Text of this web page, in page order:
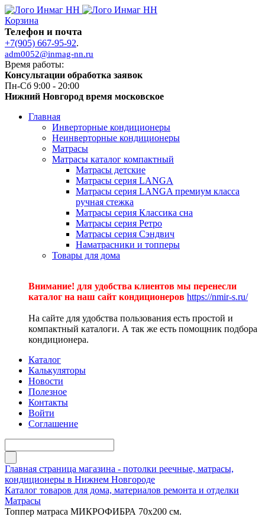
Корзина
Телефон и почта
+7(905) 667-95-92.
adm0052@inmag-nn.ru
Время работы:
Консультации обработка заявок
Пн-Сб 9:00 - 20:00
Нижний Новгород время московское
Главная
Инверторные кондиционеры
Неинверторные кондиционеры
Матрасы
Матрасы каталог компактный
Матрасы детские
Матрасы серия LANGA
Матрасы серия LANGA премиум класса
ручная стежка
Матрасы серия Классика сна
Матрасы серия Ретро
Матрасы серия Сэндвич
Наматрасники и топперы
Товары для дома
Внимание! для удобства клиентов мы перенесли
каталог на наш сайт кондиционеров https://nmir-s.ru/
На сайте для удобства пользования есть простой и
компактный каталоги. А так же есть помощник подбора
кондиционера.
Каталог
Калькуляторы
Новости
Полезное
Контакты
Войти
Соглашение
Главная страница магазина - потолки реечные, матрасы,
кондиционеры в Нижнем Новгороде
Каталог товаров для дома, материалов ремонта и отделки
Матрасы
Топпер матраса МИКРОФИБРА 70х200 см.